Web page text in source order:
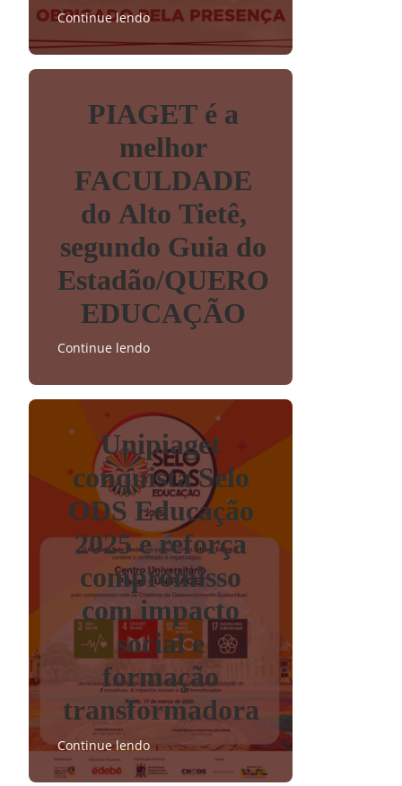
Continue lendo
PIAGET é a
melhor
FACULDADE
do Alto Tietê,
segundo Guia do
Estadão/QUERO
EDUCAÇÃO
Continue lendo
Unipiaget
conquista Selo
ODS Educação
2025 e reforça
compromisso
com impacto
social e
formação
transformadora
Continue lendo